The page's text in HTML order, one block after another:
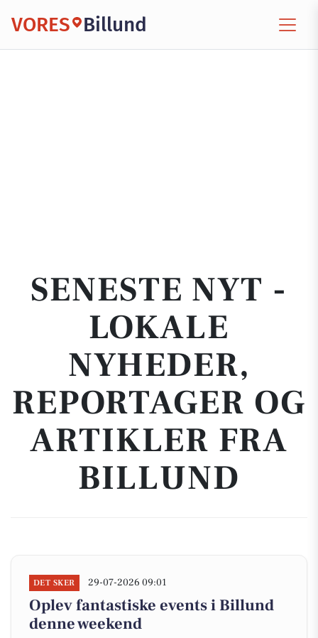
VORES Billund
SENESTE NYT -
LOKALE
NYHEDER,
REPORTAGER OG
ARTIKLER FRA
BILLUND
DET SKER 29-07-2026 09:01
Oplev fantastiske events i Billund
denne weekend